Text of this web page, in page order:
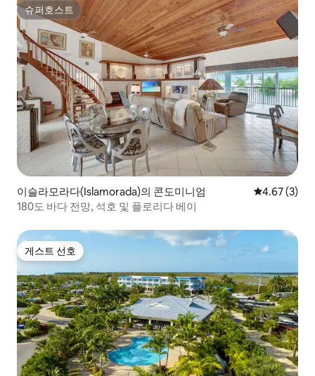
슈퍼호스트
슈퍼호스트
이슬라모라다(Islamorada)의 콘도미니엄 평점 4.67점
4.67 (3)
180도 바다 전망, 석호 및 플로리다 베이
게스트 선호
게스트 선호